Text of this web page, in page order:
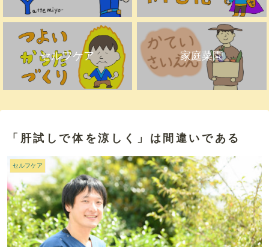
セルフケア 家庭菜園
「肝試しで体を涼しく」は間違いである
セルフケア